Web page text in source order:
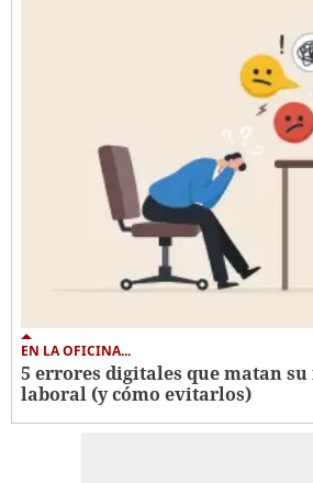
EN LA OFICINA...
5 errores digitales que matan
laboral (y cómo evitarlos)